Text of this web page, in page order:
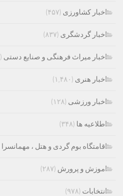
اخبار کشاورزی (۴۵۷)
اخبار گردشگری (۸۳۷)
اخبار میراث فرهنگی و صنایع دستی (۱,۴۱۷)
اخبار هنری (۱,۴۸۰)
اخبار ورزشی (۱۲۸)
اطلاعیه ها (۳۴۸)
اقامتگاه بوم گردی و هتل ، مهمانسرا
اموزش و پرورش (۲۸۷)
انتخابات (۹۷۸)